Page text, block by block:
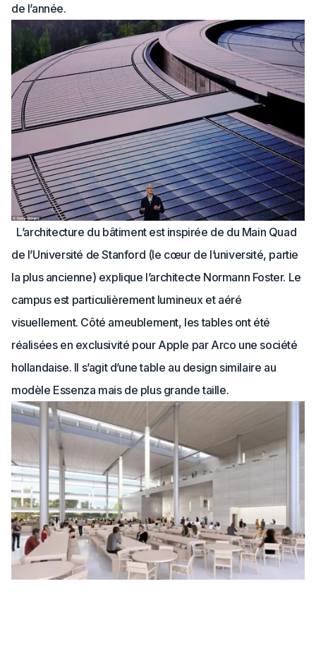
de l’année.
L’architecture du bâtiment est inspirée de du Main Quad
de l’Université de Stanford (le cœur de l’université, partie
la plus ancienne) explique l’architecte Normann Foster. Le
campus est particulièrement lumineux et aéré
visuellement. Côté ameublement, les tables ont été
réalisées en exclusivité pour Apple par Arco une société
hollandaise. Il s’agit d’une table au design similaire au
modèle Essenza mais de plus grande taille.